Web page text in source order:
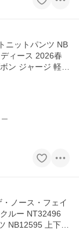
ニットパンツ NB
ィース 2026春
ン ジャージ 軽量
ノース・フェイ
ルー NT32496
NB12595 上下セ